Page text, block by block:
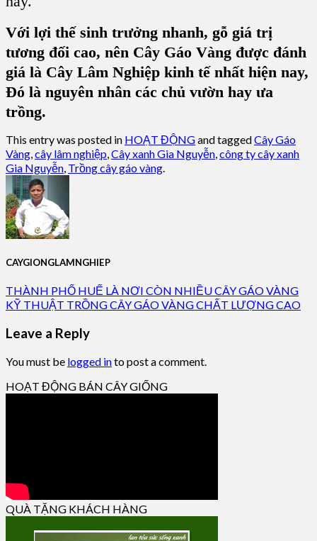
Với lợi thế sinh trưởng nhanh, gỗ giá trị
tương đối cao, nên Cây Gáo Vàng được đánh
giá là Cây Lâm Nghiệp kinh tế nhất hiện nay,
Đó là nguyên nhân các chủ vườn hay ưa
trồng.
This entry was posted in HOẠT ĐỘNGand taggedCây Gáo
Vàng cây lâm nghiệp Cây xanh Gia Nguyễn công ty cây xanh
Gia Nguyễn Trồng cây gáo vàng
CAYGIONGLAMNGHIEP
THÀNH PHỐ HUẾ LÀ NƠI CÒN NHIỀU CÂY GÁO VÀNG
KỸ THUẬT TRỒNG CÂY GÁO VÀNG CHẤT LƯỢNG CAO
Leave a Reply
You must be logged into post a comment.
HOẠT ĐỘNG BÁN CÂY GIỐNG
QUÀ TẶNG KHÁCH HÀNG